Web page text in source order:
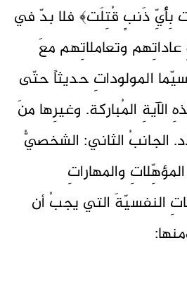
بِأَيِّ ذَنبٍ قُتِلَت﴾ فلا بدّ في
وتعاملاتِهم معَ
المولوداتِ حديثاً حتّى
المُباركة. وغيرِها منَ
الجانبُ الثاني: الشخصيُّ
والمهاراتِ
النفسيّةَ التي يجبُ أن